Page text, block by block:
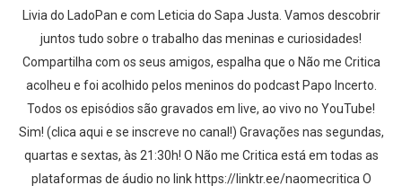
Livia do LadoPan e com Leticia do Sapa Justa. Vamos descobrir
juntos tudo sobre o trabalho das meninas e curiosidades!
Compartilha com os seus amigos, espalha que o Não me Critica
acolheu e foi acolhido pelos meninos do podcast Papo Incerto.
Todos os episódios são gravados em live, ao vivo no YouTube!
Sim! (clica aqui e se inscreve no canal!) Gravações nas segundas,
quartas e sextas, às 21:30h! O Não me Critica está em todas as
plataformas de áudio no link https://linktr.ee/naomecritica O